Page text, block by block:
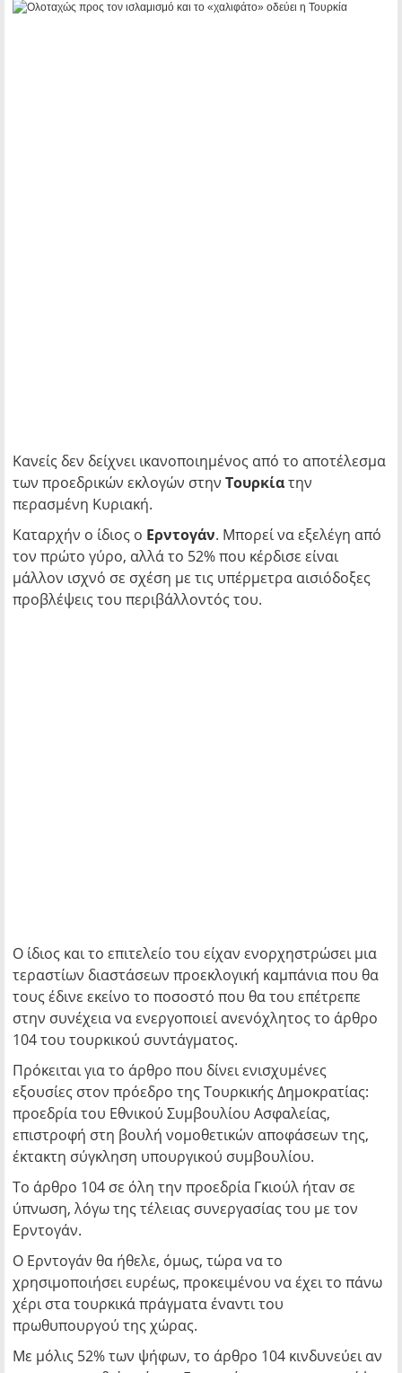
Κανείς δεν δείχνει ικανοποιημένος από το αποτέλεσμα
των προεδρικών εκλογών στην Τουρκίατην
περασμένη Κυριακή.
Καταρχήν ο ίδιος ο Ερντογάν. Μπορεί να εξελέγη από
τον πρώτο γύρο, αλλά το 52% που κέρδισε είναι
μάλλον ισχνό σε σχέση με τις υπέρμετρα αισιόδοξες
προβλέψεις του περιβάλλοντός του.
Ο ίδιος και το επιτελείο του είχαν ενορχηστρώσει μια
τεραστίων διαστάσεων προεκλογική καμπάνια που θα
τους έδινε εκείνο το ποσοστό που θα του επέτρεπε
στην συνέχεια να ενεργοποιεί ανενόχλητος το άρθρο
104 του τουρκικού συντάγματος.
Πρόκειται για το άρθρο που δίνει ενισχυμένες
εξουσίες στον πρόεδρο της Τουρκικής Δημοκρατίας:
προεδρία του Εθνικού Συμβουλίου Ασφαλείας,
επιστροφή στη βουλή νομοθετικών αποφάσεων της,
έκτακτη σύγκληση υπουργικού συμβουλίου.
Το άρθρο 104 σε όλη την προεδρία Γκιούλ ήταν σε
ύπνωση, λόγω της τέλειας συνεργασίας του με τον
Ερντογάν.
Ο Ερντογάν θα ήθελε, όμως, τώρα να το
χρησιμοποιήσει ευρέως, προκειμένου να έχει το πάνω
χέρι στα τουρκικά πράγματα έναντι του
πρωθυπουργού της χώρας.
Με μόλις 52% των ψήφων, το άρθρο 104 κινδυνεύει αν